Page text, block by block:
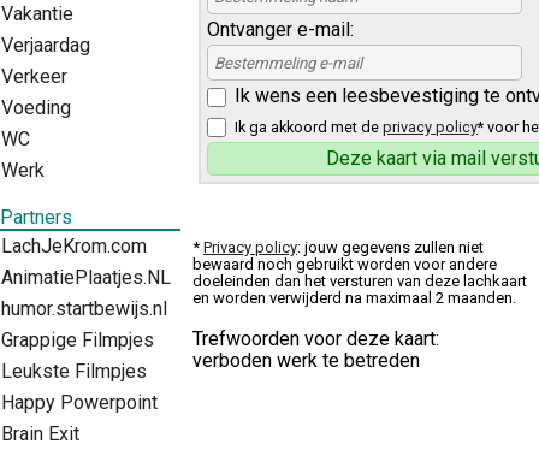
Vakantie
Verjaardag
Verkeer
Voeding
WC
Werk
Partners
LachJeKrom.com
AnimatiePlaatjes.NL
humor.startbewijs.nl
Grappige Filmpjes
Leukste Filmpjes
Happy Powerpoint
Brain Exit
Ontvanger e-mail:
Ik wens een leesbevestiging te
Ik ga akkoord met deprivacy policy* voor
* Privacy policy: jouw gegevens zullen niet
bewaard noch gebruikt worden voor andere
doeleinden dan het versturen van deze lachkaart
en worden verwijderd na maximaal 2 maanden.
Trefwoorden voor deze kaart:
verboden werk te betreden